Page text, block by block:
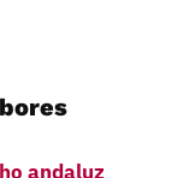
andaluz